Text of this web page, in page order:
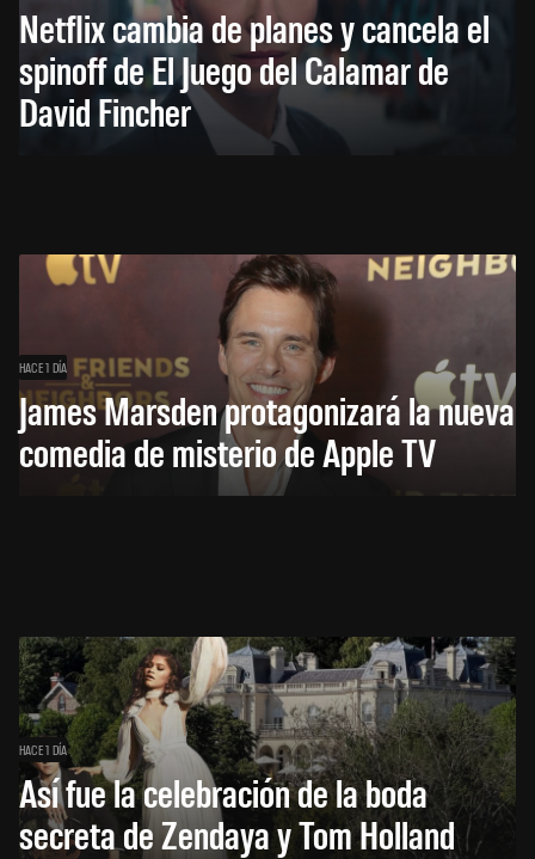
Netflix cambia de planes y cancela el
spinoff de El Juego del Calamar de
David Fincher
HACE 1 DÍA
James Marsden protagonizará la nueva
comedia de misterio de Apple TV
HACE 1 DÍA
Así fue la celebración de la boda
secreta de Zendaya y Tom Holland